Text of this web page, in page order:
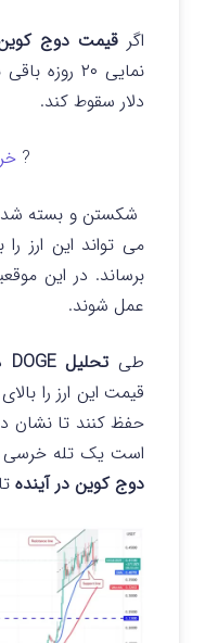
اگرقیمت دوج
دلار سقوط کند.
?
شکستن و بسته
برساند. در این
عمل شوند.
طی تحلیل DOGE
حفظ کنند تا نشان
است یک تله خرسی
دوج کوین در آینده تا